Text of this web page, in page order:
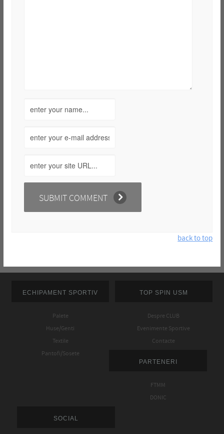
back to top
ECHIPAMENT SPORTIV
Palete
Huse/Genti
Textile
Pantofi/Sosete
TOP SPIN USM
Despre CLUB
Evenimente Sportive
Contacte
PARTENERI
FTMM
DONIC
SOCIAL